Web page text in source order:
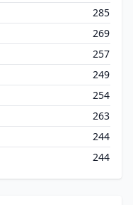
285
269
257
249
254
263
244
244